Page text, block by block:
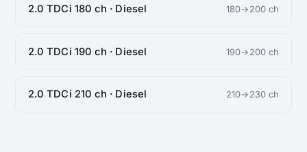
2.0 TDCi 180 ch · Diesel 180→200 ch
2.0 TDCi 190 ch · Diesel 190→200 ch
2.0 TDCi 210 ch · Diesel 210→230 ch